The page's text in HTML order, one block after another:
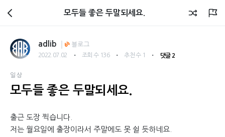
회원광장
모두들 좋은 두말되세요.
adlib 블로그
2022.07.02 ・ 조회 수 136 ・ 추천 수 1 ・ 댓글 2
일상
모두들 좋은 두말되세요.
출근 도장 찍습니다.
저는 월요일에 출장이라서 주말에도 못 쉴 듯하네요.